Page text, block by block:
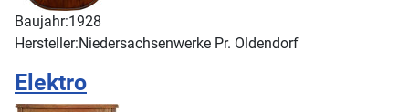
Baujahr:1928
Hersteller:Niedersachsenwerke Pr. Oldendorf
Elektro